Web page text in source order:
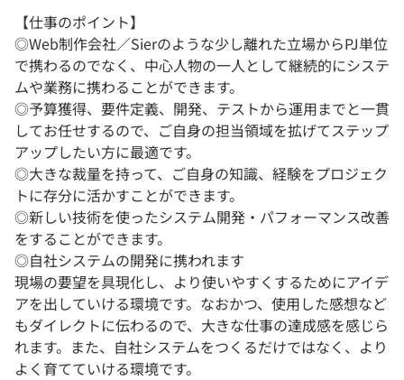
【仕事のポイント】
◎Web制作会社／Sierのような少し離れた立場からPJ単位
で携わるのでなく、中心人物の一人として継続的にシステ
ムや業務に携わることができます。
◎予算獲得、要件定義、開発、テストから運用までと一貫
してお任せするので、ご自身の担当領域を拡げてステップ
アップしたい方に最適です。
◎大きな裁量を持って、ご自身の知識、経験をプロジェク
トに存分に活かすことができます。
◎新しい技術を使ったシステム開発・パフォーマンス改善
をすることができます。
◎自社システムの開発に携われます
現場の要望を具現化し、より使いやすくするためにアイデ
アを出していける環境です。なおかつ、使用した感想など
もダイレクトに伝わるので、大きな仕事の達成感を感じら
れます。また、自社システムをつくるだけではなく、より
よく育てていける環境です。